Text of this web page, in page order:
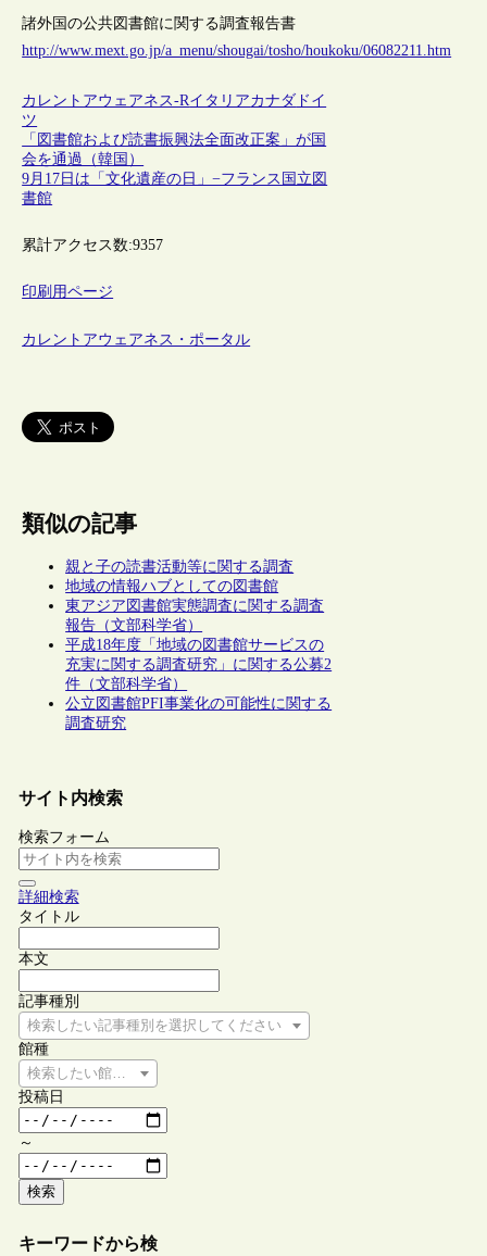
諸外国の公共図書館に関する調査報告書
http://www.mext.go.jp/a_menu/shougai/tosho/houkoku/06082211.htm
カレントアウェアネス-Rイタリアカナダ ドイ
ツ
「図書館および読書振興法全面改正案」が国
会を通過（韓国）
9月17日は「文化遺産の日」−フランス国立図
書館
累計アクセス数:9357
印刷用ページ
カレントアウェアネス・ポータル
類似の記事
親と子の読書活動等に関する調査
地域の情報ハブとしての図書館
東アジア図書館実態調査に関する調査
報告（文部科学省）
平成18年度「地域の図書館サービスの
充実に関する調査研究」に関する公募2
件（文部科学省）
公立図書館PFI事業化の可能性に関する
調査研究
サイト内検索
検索フォーム
詳細検索
タイトル
本文
記事種別
検索したい記事種別を選択してください
館種
検索したい館種を選択してください
投稿日
～
検索
キーワードから検